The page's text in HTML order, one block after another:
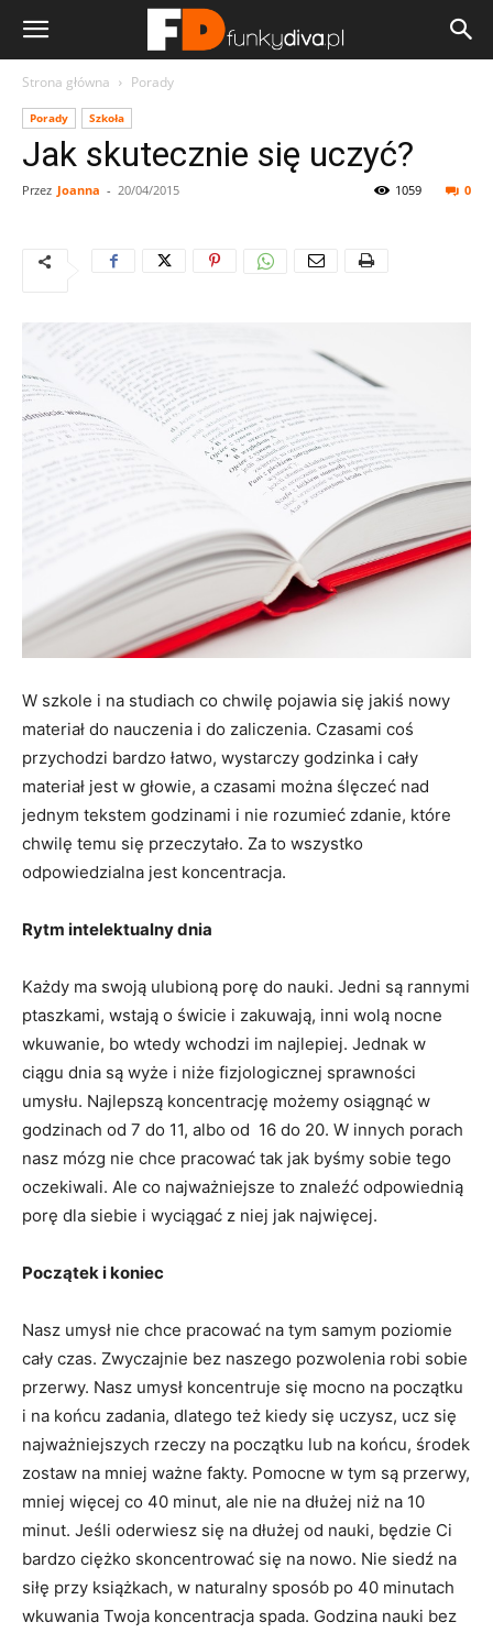
Strona główna Porady
Porady Szkoła
Jak skutecznie się uczyć?
Przez Joanna - 20/04/2015 0
1059
W szkole i na studiach co chwilę pojawia się jakiś nowy
materiał do nauczenia i do zaliczenia. Czasami coś
przychodzi bardzo łatwo, wystarczy godzinka i cały
materiał jest w głowie, a czasami można ślęczeć nad
jednym tekstem godzinami i nie rozumieć zdanie, które
chwilę temu się przeczytało. Za to wszystko
odpowiedzialna jest koncentracja.
Rytm intelektualny dnia
Każdy ma swoją ulubioną porę do nauki. Jedni są rannymi
ptaszkami, wstają o świcie i zakuwają, inni wolą nocne
wkuwanie, bo wtedy wchodzi im najlepiej. Jednak w
ciągu dnia są wyże i niże fizjologicznej sprawności
umysłu. Najlepszą koncentrację możemy osiągnąć w
godzinach od 7 do 11, albo od 16 do 20. W innych porach
nasz mózg nie chce pracować tak jak byśmy sobie tego
oczekiwali. Ale co najważniejsze to znaleźć odpowiednią
porę dla siebie i wyciągać z niej jak najwięcej.
Początek i koniec
Nasz umysł nie chce pracować na tym samym poziomie
cały czas. Zwyczajnie bez naszego pozwolenia robi sobie
przerwy. Nasz umysł koncentruje się mocno na początku
i na końcu zadania, dlatego też kiedy się uczysz, ucz się
najważniejszych rzeczy na początku lub na końcu, środek
zostaw na mniej ważne fakty. Pomocne w tym są przerwy,
mniej więcej co 40 minut, ale nie na dłużej niż na 10
minut. Jeśli oderwiesz się na dłużej od nauki, będzie Ci
bardzo ciężko skoncentrować się na nowo. Nie siedź na
siłę przy książkach, w naturalny sposób po 40 minutach
wkuwania Twoja koncentracja spada. Godzina nauki bez